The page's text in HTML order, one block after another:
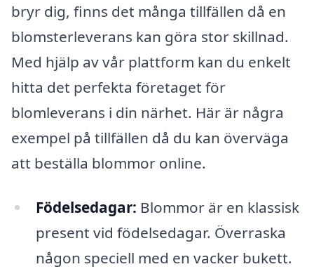
bryr dig, finns det många tillfällen då en
blomsterleverans kan göra stor skillnad.
Med hjälp av vår plattform kan du enkelt
hitta det perfekta företaget för
blomleverans i din närhet. Här är några
exempel på tillfällen då du kan överväga
att beställa blommor online.
Födelsedagar: Blommor är en klassisk
present vid födelsedagar. Överraska
någon speciell med en vacker bukett.